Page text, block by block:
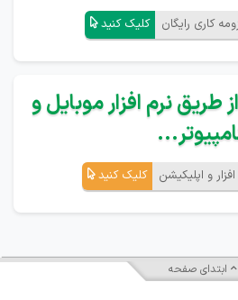
کاری رایگان کلیک کنید
طریق نرم افزار موبایل و
و اپلیکیشن کلیک کنید
ابتدای صفحه